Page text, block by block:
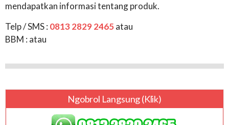
mendapatkan informasi tentang produk.
Telp / SMS : 0813 2829 2465atau
BBM : atau
Ngobrol Langsung (klik)